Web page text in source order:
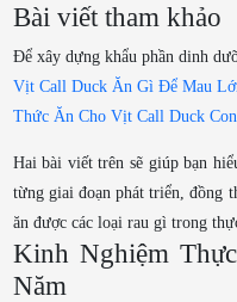
Bài viết tham khảo
Để xây dựng khẩu phần dinh
Vịt Call Duck Ăn Gì Để Mau
Thức Ăn Cho Vịt Call Duck
Hai bài viết trên sẽ giúp bạn
từng giai đoạn phát triển, đồng
ăn được các loại rau gì trong
Kinh Nghiệm
Năm